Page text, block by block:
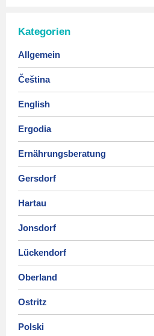
Kategorien
Allgemein
Čeština
English
Ergodia
Ernährungsberatung
Gersdorf
Hartau
Jonsdorf
Lückendorf
Oberland
Ostritz
Polski